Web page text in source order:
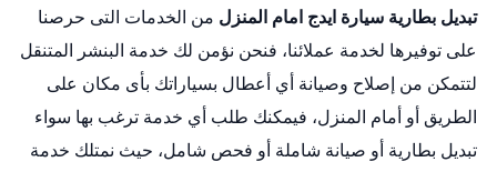
تبديل بطارية سيارة ايدج امام المنزل من الخدمات التى حرصنا
على توفيرها لخدمة عملائنا، فنحن نؤمن لك خدمة البنشر المتنقل
لتتمكن من إصلاح وصيانة أي أعطال بسياراتك بأى مكان على
الطريق أو أمام المنزل، فيمكنك طلب أي خدمة ترغب بها سواء
تبديل بطارية أو صيانة شاملة أو فحص شامل، حيث نمتلك خدمة